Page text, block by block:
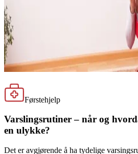
Førstehjelp
Varslingsrutiner – når og
en ulykke?
Det er avgjørende å ha tydelige